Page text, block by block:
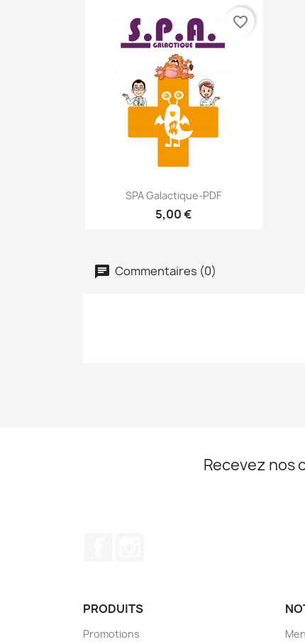
Aperçu rapide
SPA Galactique-PDF
5,00 €
favorite_border
Commentaires (0)
Recevez nos
PRODUITS
Promotions